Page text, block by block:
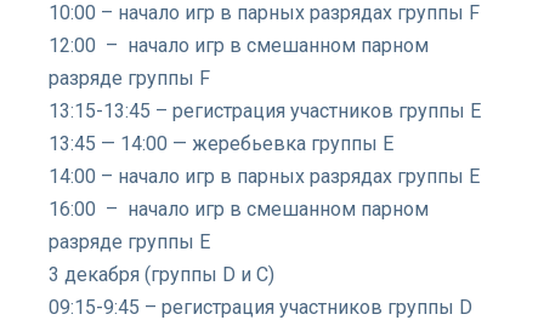
10:00 – начало игр в парных разрядах группы F
12:00 – начало игр в смешанном парном
разряде группы F
13:15-13:45 – регистрация участников группы Е
13:45 — 14:00 — жеребьевка группы E
14:00 – начало игр в парных разрядах группы Е
16:00 – начало игр в смешанном парном
разряде группы Е
3 декабря (группы D и С)
09:15-9:45 – регистрация участников группы D